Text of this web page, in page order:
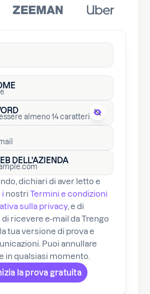
DELL'AZIENDA
dichiari di aver letto e
i nostri Termini e condizioni
sulla privacy, e di
ricevere e-mail da Trengo
tua versione di prova e
Puoi annullare
in qualsiasi momento.